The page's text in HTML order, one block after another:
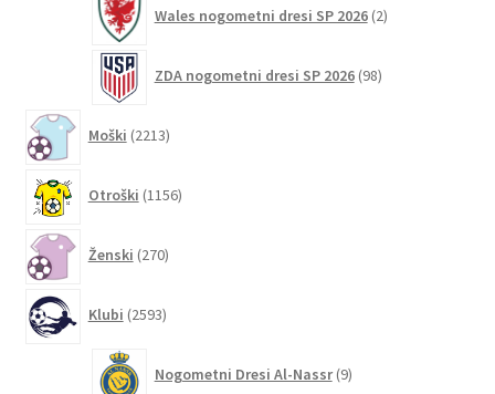
Wales nogometni dresi SP 2026 2izdelka
ZDA nogometni dresi SP 2026 98izdelkov
Moški 2213izdelkov
Otroški 1156izdelkov
Ženski 270izdelkov
Klubi 2593izdelkov
Nogometni Dresi Al-Nassr 9izdelkov